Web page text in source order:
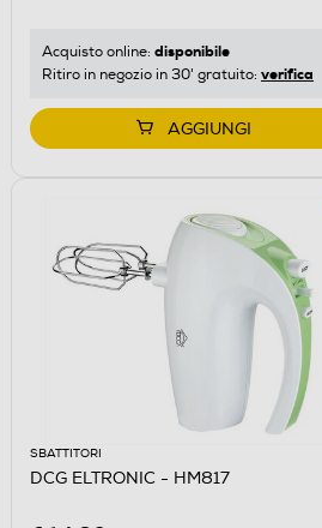
Acquisto online: disponibile
Ritiro in negozio in 30' gratuito: verifica
AGGIUNGI
SBATTITORI
DCG ELTRONIC - HM817